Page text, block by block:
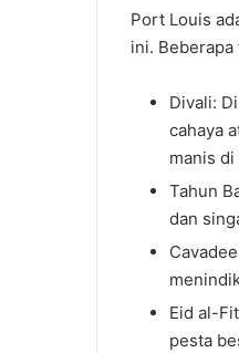
Port Louis
ini.
Divali:
cahaya
manis di
Tahun
dan
Eid al-
pesta